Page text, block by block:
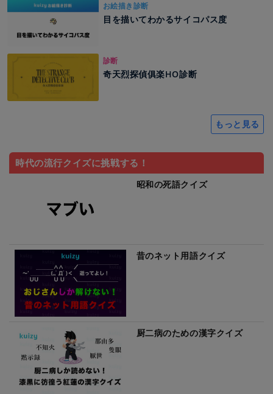
お絵描き診断
目を描いてわかるサイコパス度
診断
奇天烈探偵俱楽HO診断
もっと見る
時代の流行クイズに挑戦する！
昭和の死語クイズ
昔のネット用語クイズ
厨二病のための漢字クイズ